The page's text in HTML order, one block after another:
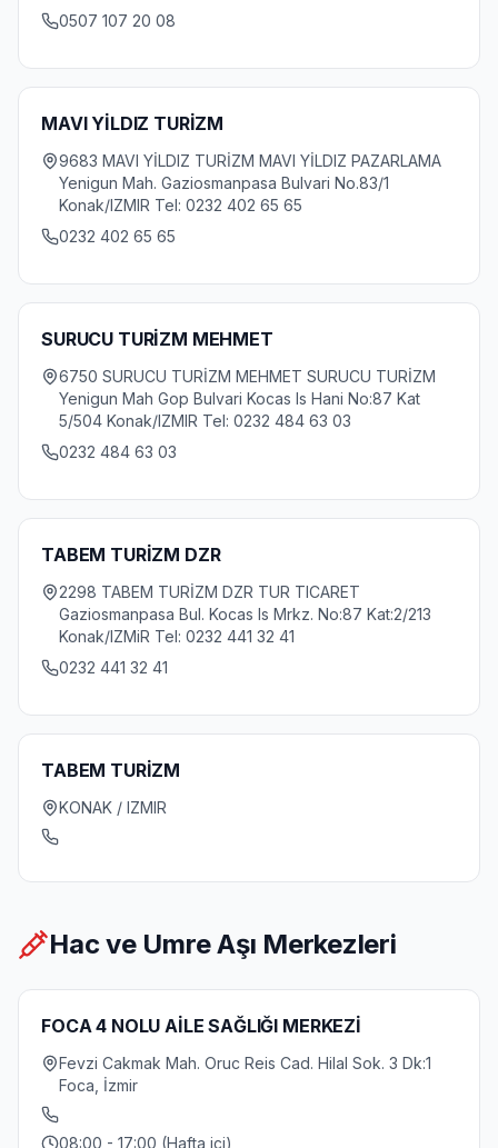
0507 107 20 08
MAVI YİLDIZ TURİZM
9683 MAVI YİLDIZ TURİZM MAVI YİLDIZ PAZARLAMA
Yenigun Mah. Gaziosmanpasa Bulvari No.83/1
Konak/IZMIR Tel: 0232 402 65 65
0232 402 65 65
SURUCU TURİZM MEHMET
6750 SURUCU TURİZM MEHMET SURUCU TURİZM
Yenigun Mah Gop Bulvari Kocas Is Hani No:87 Kat
5/504 Konak/IZMIR Tel: 0232 484 63 03
0232 484 63 03
TABEM TURİZM DZR
2298 TABEM TURİZM DZR TUR TICARET
Gaziosmanpasa Bul. Kocas Is Mrkz. No:87 Kat:2/213
Konak/IZMiR Tel: 0232 441 32 41
0232 441 32 41
TABEM TURİZM
KONAK / IZMIR
Hac ve Umre Aşı Merkezleri
FOCA 4 NOLU AİLE SAĞLIĞI MERKEZİ
Fevzi Cakmak Mah. Oruc Reis Cad. Hilal Sok. 3 Dk:1
Foca, İzmir
08:00 - 17:00 (Hafta içi)